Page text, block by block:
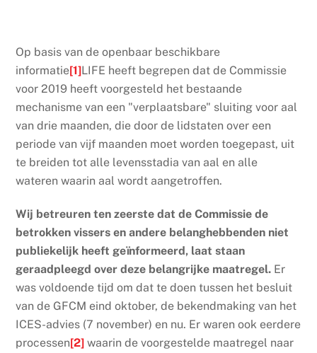
Op basis van de openbaar beschikbare
informatie[1]LIFE heeft begrepen dat de Commissie
voor 2019 heeft voorgesteld het bestaande
mechanisme van een "verplaatsbare" sluiting voor aal
van drie maanden, die door de lidstaten over een
periode van vijf maanden moet worden toegepast, uit
te breiden tot alle levensstadia van aal en alle
wateren waarin aal wordt aangetroffen.
Wij betreuren ten zeerste dat de Commissie de
betrokken vissers en andere belanghebbenden niet
publiekelijk heeft geïnformeerd, laat staan
geraadpleegd over deze belangrijke maatregel. Er
was voldoende tijd om dat te doen tussen het besluit
van de GFCM eind oktober, de bekendmaking van het
ICES-advies (7 november) en nu. Er waren ook eerdere
processen[2] waarin de voorgestelde maatregel naar